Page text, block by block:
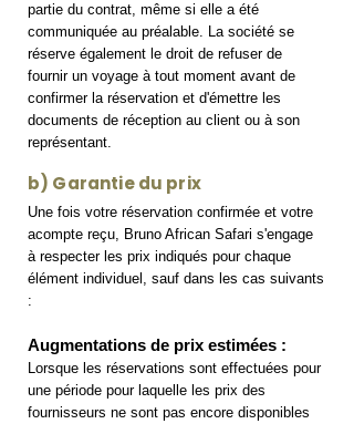
partie du contrat, même si elle a été
communiquée au préalable. La société se
réserve également le droit de refuser de
fournir un voyage à tout moment avant de
confirmer la réservation et d'émettre les
documents de réception au client ou à son
représentant.
b) Garantie du prix
Une fois votre réservation confirmée et votre
acompte reçu, Bruno African Safari s'engage
à respecter les prix indiqués pour chaque
élément individuel, sauf dans les cas suivants
:
Augmentations de prix estimées :
Lorsque les réservations sont effectuées pour
une période pour laquelle les prix des
fournisseurs ne sont pas encore disponibles